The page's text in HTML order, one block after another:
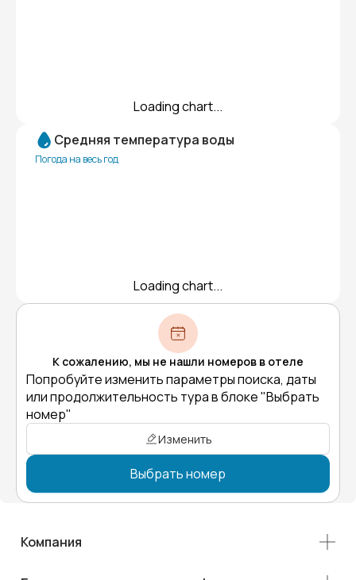
Loading chart...
Средняя температура воды
Погода на весь год
Loading chart...
К сожалению, мы не нашли номеров в отеле
Попробуйте изменить параметры поиска, даты
или продолжительность тура в блоке "Выбрать
номер"
Изменить
Выбрать номер
Компания